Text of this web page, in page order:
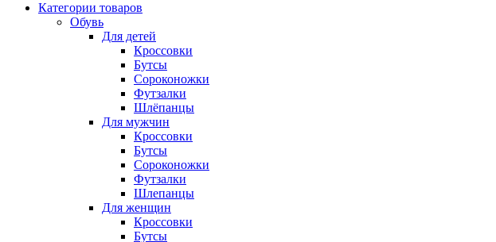
Категории товаров
Обувь
Для детей
Кроссовки
Бутсы
Сороконожки
Футзалки
Шлёпанцы
Для мужчин
Кроссовки
Бутсы
Сороконожки
Футзалки
Шлепанцы
Для женщин
Кроссовки
Бутсы